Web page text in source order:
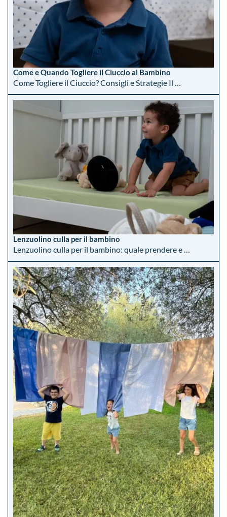
Come e Quando Togliere il Ciuccio al Bambino
Come Togliere il Ciuccio? Consigli e Strategie Il …
Lenzuolino culla per il bambino
Lenzuolino culla per il bambino: quale prendere e …